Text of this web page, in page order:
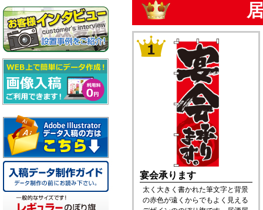
宴会承ります
太く大きく書かれた筆文字と背景
の赤色が遠くからでもよく見える